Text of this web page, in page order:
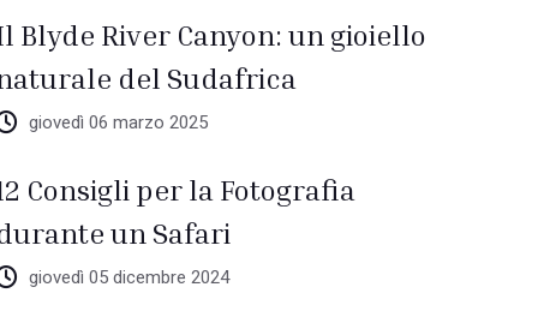
Blyde River Canyon: un gioiello
del Sudafrica
giovedì 06 marzo 2025
Consigli per la Fotografia
un Safari
giovedì 05 dicembre 2024